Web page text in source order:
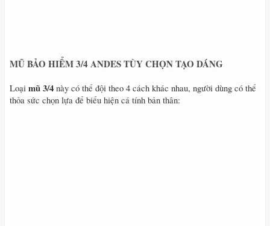
MŨ BẢO HIỂM 3/4 ANDES TÙY CHỌN TẠO DÁNG
Loại mũ 3/4 này có thể đội theo 4 cách khác nhau, người dùng có thể
thỏa sức chọn lựa để biểu hiện cá tính bản thân: